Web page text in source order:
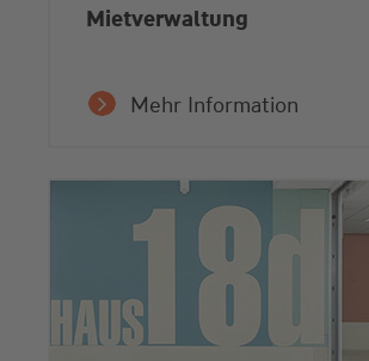
Mietverwaltung
Mehr Information